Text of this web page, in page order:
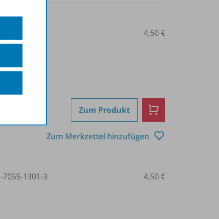
4,50 €
Zum Produkt
Zum Merkzettel hinzufügen
7055-1301-3 4,50 €